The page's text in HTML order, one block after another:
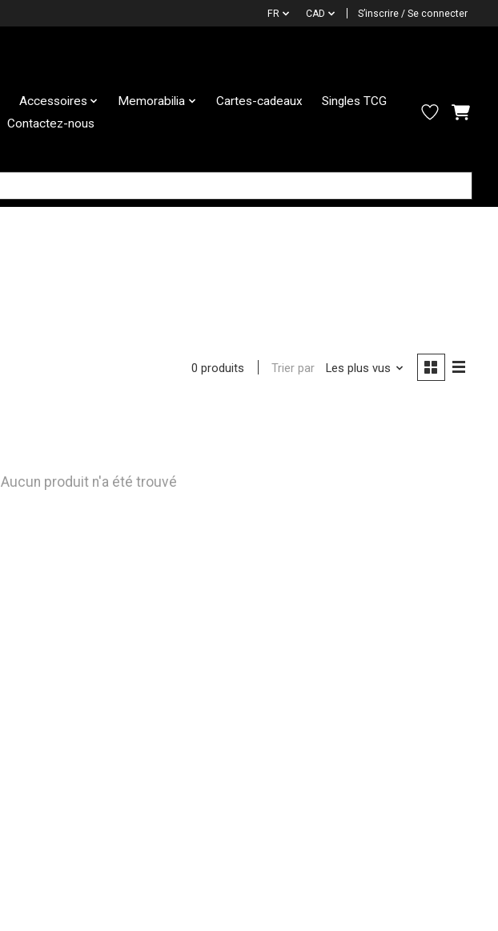
FR CAD S’inscrire / Se connecter
Accessoires Memorabilia Cartes-cadeaux
Singles TCG
Contactez-nous
0 produits Trier par Les plus vus
Aucun produit n'a été trouvé